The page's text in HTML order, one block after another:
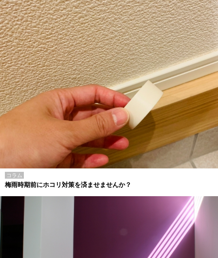
コラム
梅雨時期前にホコリ対策を済ませませんか？